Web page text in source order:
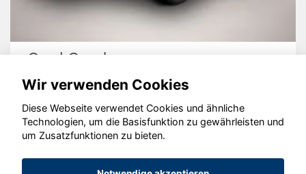
Opel Combo
© konjunkturmotor.de GmbH 2020 - 2026
Wir verwenden Cookies
Diese Webseite verwendet Cookies und ähnliche
Technologien, um die Basisfunktion zu gewährleisten und
um Zusatzfunktionen zu bieten.